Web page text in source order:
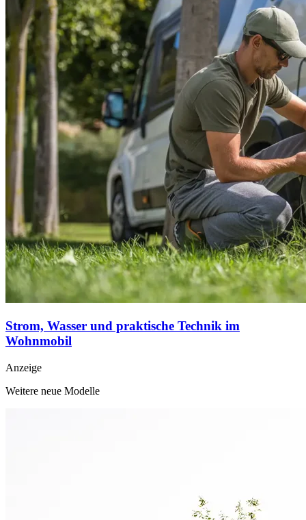
Strom, Wasser und praktische Technik im
Wohnmobil
Anzeige
Weitere neue Modelle